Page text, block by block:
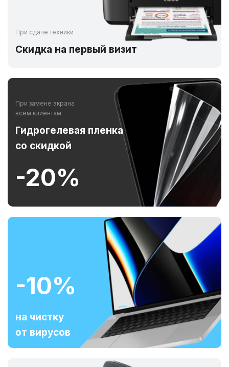
При сдаче техники
Скидка на первый визит
При замене экрана
всем клиентам
Гидрогелевая пленка
со скидкой
-20%
-10%
на чистку
от вирусов